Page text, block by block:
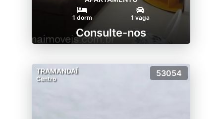
1 dorm 1 vaga
Consulte-nos
TRAMANDAÍ
Centro
53054